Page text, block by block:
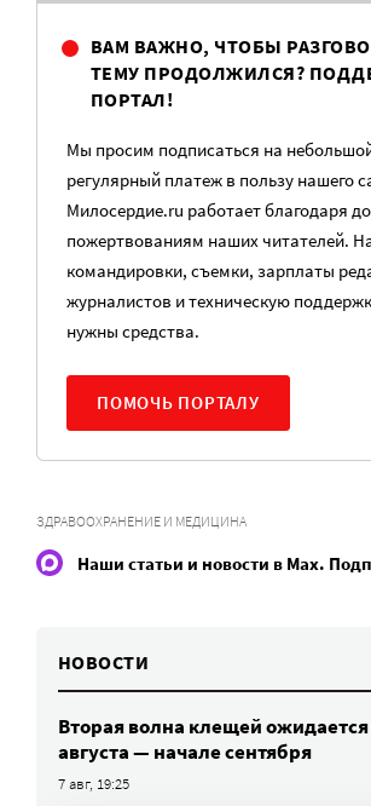
ВАМ ВАЖНО, ЧТОБЫ
ТЕМУ ПРОДОЛЖИЛСЯ?
ПОРТАЛ!
Мы просим подписаться на
регулярный платеж в пользу нашего
Милосердие.ru работает благодаря
пожертвованиям наших читателей.
командировки, съемки, зарплаты
журналистов и техническую
нужны средства.
ПОМОЧЬ ПОРТАЛУ
ЗДРАВООХРАНЕНИЕ И МЕДИЦИНА
Наши статьи и новости в Max.
НОВОСТИ
Вторая волна клещей
августа — начале сентября
7 авг, 19:25